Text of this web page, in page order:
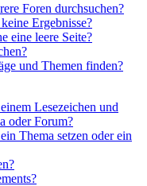
Foren durchsuchen?
Ergebnisse?
eine leere Seite?
und Themen finden?
Lesezeichen und
oder Forum?
Thema setzen oder ein